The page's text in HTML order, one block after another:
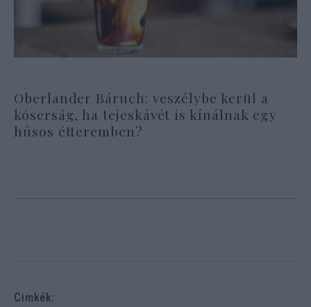
Oberlander Báruch: veszélybe kerül a
kóserság, ha tejeskávét is kínálnak egy
húsos étteremben?
Cimkék: